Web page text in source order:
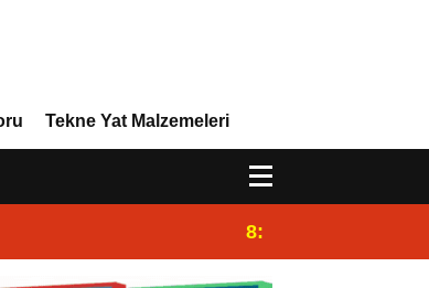
Tekne Yat Malzemeleri
8:29